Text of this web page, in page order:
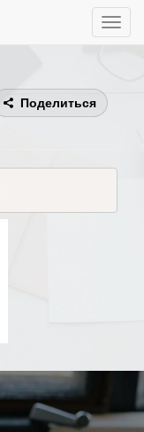
Toggle
Поделиться